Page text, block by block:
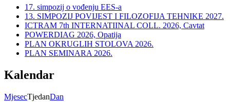
17. simpozij o vođenju EES-a
13. SIMPOZIJ POVIJEST I FILOZOFIJA TEHNIKE 2027.
ICTRAM 7th INTERNATIINAL COLL. 2026, Cavtat
POWERDIAG 2026, Opatija
PLAN OKRUGLIH STOLOVA 2026.
PLAN SEMINARA 2026.
Kalendar
MjesecTjedanDan